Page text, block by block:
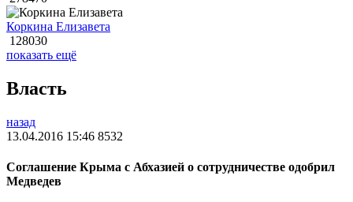
Коркина Елизавета
128030
показать ещё
Власть
назад
13.04.2016 15:46 8532
Соглашение Крыма с Абхазией о сотрудничестве одобрил
Медведев